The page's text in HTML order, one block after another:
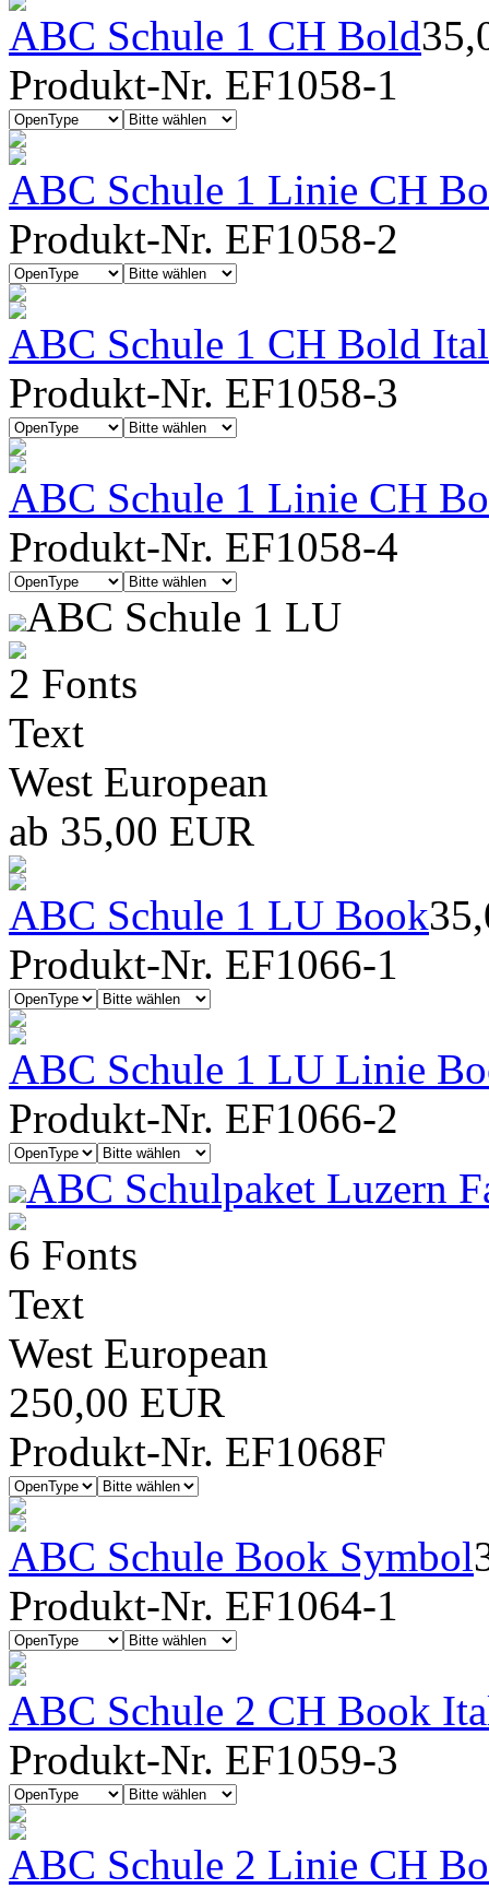
ABC Schule 1 CH Bold
Produkt-Nr. EF1058-1
ABC Schule 1 Linie CH
Produkt-Nr. EF1058-2
ABC Schule 1 CH Bold
Produkt-Nr. EF1058-3
ABC Schule 1 Linie CH
Produkt-Nr. EF1058-4
ABC Schule 1 LU
2 Fonts
Text
West European
ab 35,00 EUR
ABC Schule 1 LU Book
Produkt-Nr. EF1066-1
ABC Schule 1 LU Linie
Produkt-Nr. EF1066-2
ABC Schulpaket Luzern
6 Fonts
Text
West European
250,00 EUR
Produkt-Nr. EF1068F
ABC Schule Book Symbol
Produkt-Nr. EF1064-1
ABC Schule 2 CH Book
Produkt-Nr. EF1059-3
ABC Schule 2 Linie CH